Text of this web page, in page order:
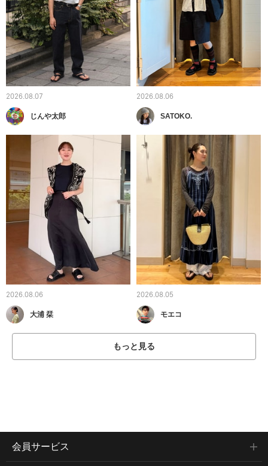
2026.08.07
じんや太郎
2026.08.06
SATOKO.
2026.08.06
大浦 栞
2026.08.05
モエコ
もっと見る
会員サービス